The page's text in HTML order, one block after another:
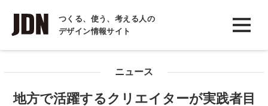
つくる、使う、考える人の
デザイン情報サイト
INTERVIEW
インタビュー
ニュース
地方で活躍するクリエイターが実践者目